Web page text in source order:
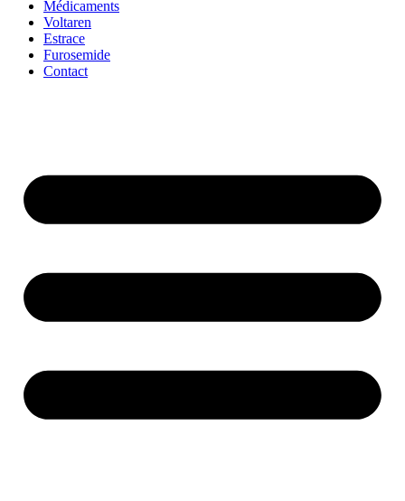
Médicaments
Voltaren
Estrace
Furosemide
Contact